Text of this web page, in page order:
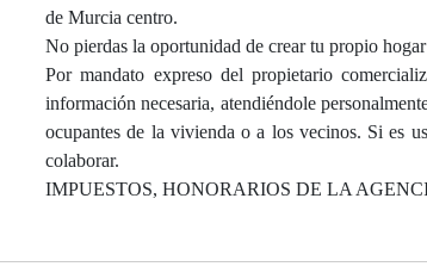
de Murcia centro.
No pierdas la oportunidad de crear tu propio
Por mandato expreso del propietario
información necesaria, atendiéndole
ocupantes de la vivienda o a los vecinos. Si es
colaborar.
IMPUESTOS, HONORARIOS DE LA